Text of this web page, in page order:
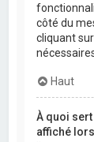
côté du
cliquant
Haut
À quoi
affiché